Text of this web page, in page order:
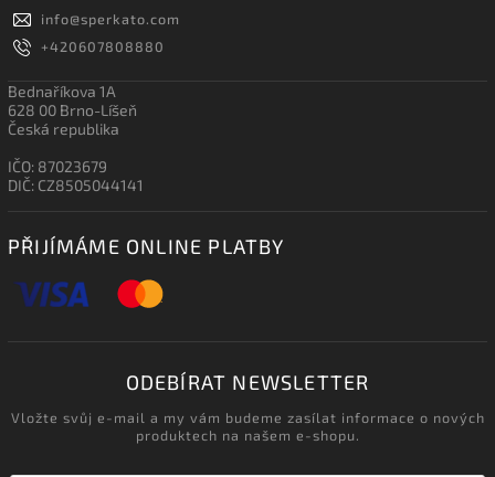
info@sperkato.com
+420607808880
Bednaříkova 1A
628 00 Brno-Líšeň
Česká republika
IČO: 87023679
DIČ: CZ8505044141
PŘIJÍMÁME ONLINE PLATBY
ODEBÍRAT NEWSLETTER
Vložte svůj e-mail a my vám budeme zasílat informace o nových
produktech na našem e-shopu.